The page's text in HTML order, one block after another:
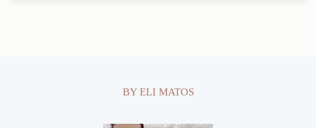
BY ELI MATOS